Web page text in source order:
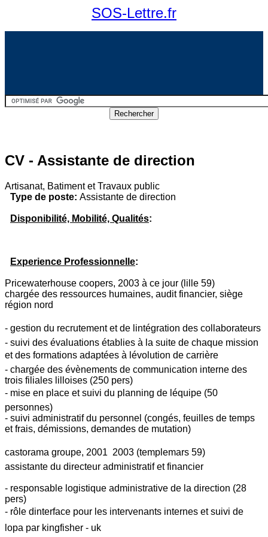
SOS-Lettre.fr
CV - Assistante de direction
Artisanat, Batiment et Travaux public
Type de poste: Assistante de direction
Disponibilité, Mobilité, Qualités:
Experience Professionnelle:
Pricewaterhouse coopers, 2003 à ce jour (lille 59)
chargée des ressources humaines, audit financier, siège
région nord
- gestion du recrutement et de lintégration des collaborateurs
- suivi des évaluations établies à la suite de chaque mission
et des formations adaptées à lévolution de carrière
- chargée des évènements de communication interne des
trois filiales lilloises (250 pers)
- mise en place et suivi du planning de léquipe (50
personnes)
- suivi administratif du personnel (congés, feuilles de temps
et frais, démissions, demandes de mutation)
castorama groupe, 2001  2003 (templemars 59)
assistante du directeur administratif et financier
- responsable logistique administrative de la direction (28
pers)
- rôle dinterface pour les intervenants internes et suivi de
lopa par kingfisher - uk